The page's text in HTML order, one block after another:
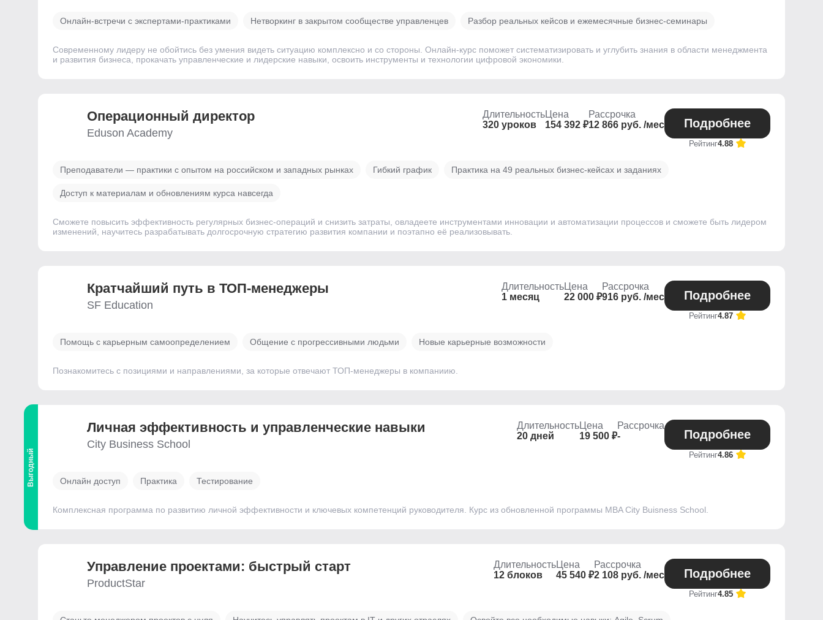
Онлайн-встречи с экспертами-практиками Нетворкинг в закрытом сообществе управленцев Разбор реальных кейсов и ежемесячные бизнес-семинары
Современному лидеру не обойтись без умения видеть ситуацию комплексно и со стороны. Онлайн-курс поможет систематизировать и углубить знания в области менеджмента
и развития бизнеса, прокачать управленческие и лидерские навыки, освоить инструменты и технологии цифровой экономики.
Операционный директор
Eduson Academy
Длительность
320 уроков
Цена
154 392 ₽
Рассрочка
12 866 руб. /мес
Подробнее
Рейтинг4.88
Преподаватели — практики с опытом на российском и западных рынках Гибкий график Практика на 49 реальных бизнес-кейсах и заданиях
Доступ к материалам и обновлениям курса навсегда
Сможете повысить эффективность регулярных бизнес-операций и снизить затраты, овладеете инструментами инновации и автоматизации процессов и сможете быть лидером
изменений, научитесь разрабатывать долгосрочную стратегию развития компании и поэтапно её реализовывать.
Кратчайший путь в ТОП-менеджеры
SF Education
Длительность
1 месяц
Цена
22 000 ₽
Рассрочка
916 руб. /мес
Подробнее
Рейтинг4.87
Помощь с карьерным самоопределением Общение с прогрессивными людьми Новые карьерные возможности
Познакомитесь с позициями и направлениями, за которые отвечают ТОП-менеджеры в компаниию.
Выгодный
Личная эффективность и управленческие навыки
City Business School
Длительность
20 дней
Цена
19 500 ₽
Рассрочка
-
Подробнее
Рейтинг4.86
Онлайн доступ Практика Тестирование
Комплексная программа по развитию личной эффективности и ключевых компетенций руководителя. Курс из обновленной программы MBA City Buisness School.
Управление проектами: быстрый старт
ProductStar
Длительность
12 блоков
Цена
45 540 ₽
Рассрочка
2 108 руб. /мес
Подробнее
Рейтинг4.85